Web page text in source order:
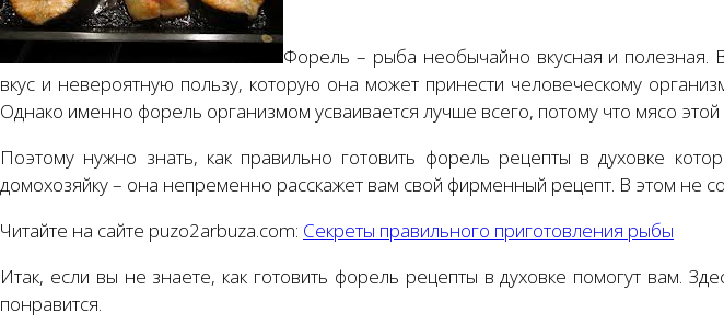
Форель – рыба необычайно вкусная и полезная.
вкус и невероятную пользу, которую она может принести человеческому
Однако именно форель организмом усваивается лучше всего, потому что мясо
Поэтому нужно знать, как правильно готовить форель рецепты в духовке
домохозяйку – она непременно расскажет вам свой фирменный рецепт. В этом не
Читайте на сайте puzo2arbuza.com: Секреты правильного приготовления рыбы
Итак, если вы не знаете, как готовить форель рецепты в духовке помогут вам.
понравится.